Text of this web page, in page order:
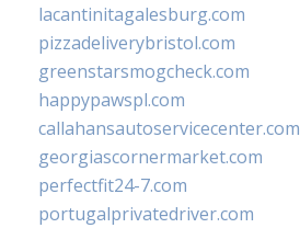
lacantinitagalesburg.com
pizzadeliverybristol.com
greenstarsmogcheck.com
happypawspl.com
callahansautoservicecenter.com
georgiascornermarket.com
perfectfit24-7.com
portugalprivatedriver.com